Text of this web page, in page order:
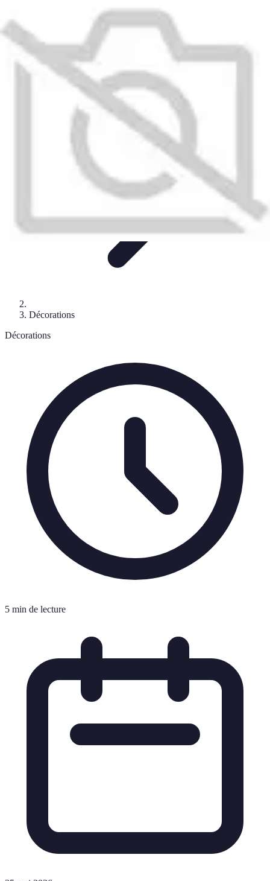
Décorations HalloweenCuisine et Santé
histoires
DIY & Décoration
Citrouilles et Fantômes
Décorations
Décorations
5 min de lecture